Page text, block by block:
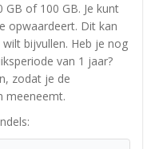
of 100 GB. Je kunt
opwaardeert. Dit kan
bijvullen. Heb je nog
van 1 jaar?
zodat je de
meeneemt.